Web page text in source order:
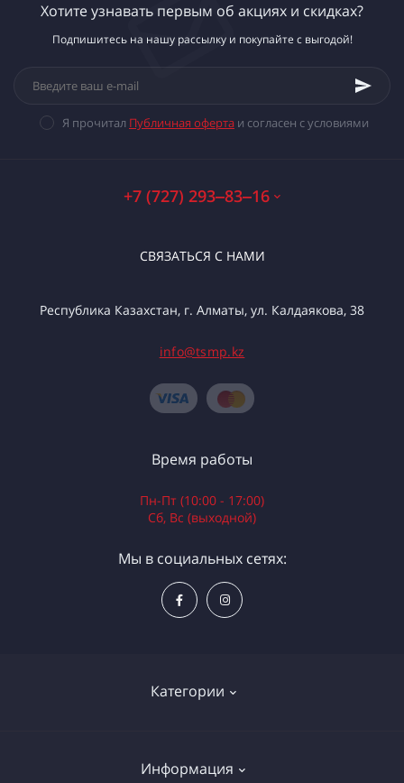
Хотите узнавать первым об акциях и скидках?
Подпишитесь на нашу рассылку и покупайте с выгодой!
Я прочитал Публичная оферта и согласен с условиями
+7 (727) 293‒83‒16
СВЯЗАТЬСЯ С НАМИ
Республика Казахстан, г. Алматы, ул. Калдаякова, 38
info@tsmp.kz
Категории
Электроинструменты
Информация
Время работы
Пн-Пт (10:00 - 17:00)
Сб, Вс (выходной)
Мы в социальных сетях: